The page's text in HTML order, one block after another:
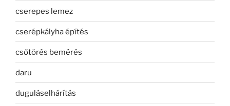
cserepes lemez
cserépkályha építés
csőtörés bemérés
daru
duguláselhárítás